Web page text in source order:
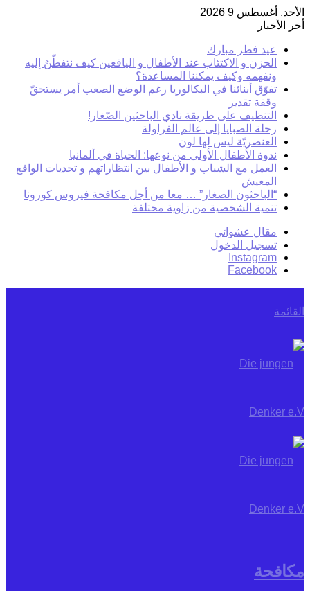
الأحد, أغسطس 9 2026
أخر الأخبار
عيد فطر مبارك
الحزن و الاكتئاب عند الأطفال و اليافعين كيف نتفطّنُ إليه
ونفهمه وكيف يمكننا المساعدة؟
تفوّق أبنائنا في البكالوريا رغم الوضع الصعب أمر يستحقّ
وقفة تقدير
التنظيف على طريقة نادي الباحثين الصّغار!
رحلة الصبايا إلى عالم الفراولة
العنصريّة ليس لها لون
ندوة الأطفال الأولى من نوعها: الحياة في ألمانيا
العمل مع الشباب و الأطفال بين انتظاراتهم و تحديات الواقع
المعيش
“الباحثون الصغار” … معا من أجل مكافحة فيروس كورونا
تنمية الشخصية من زاوية مختلفة
مقال عشوائي
تسجيل الدخول
Instagram
Facebook
القائمة
مكافحة